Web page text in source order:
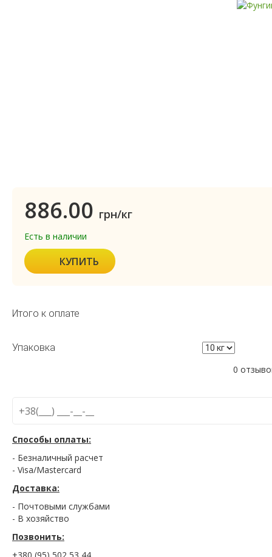
886.00 грн/кг
Есть в наличии
КУПИТЬ
Итого к оплате
Упаковка
0
Способы оплаты:
- Безналичный расчет
- Visa/Mastercard
Доставка:
- Почтовыми службами
- В хозяйство
Позвонить: